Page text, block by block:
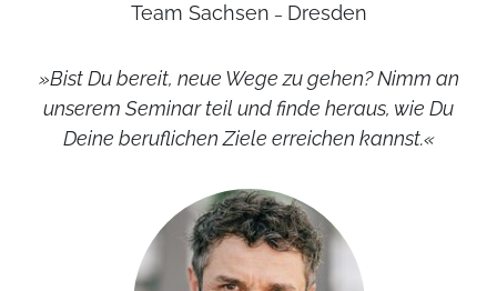
Team Sachsen – Dresden
»Bist Du bereit, neue Wege zu gehen? Nimm an
unserem Seminar teil und finde heraus, wie Du
Deine beruflichen Ziele erreichen kannst.«